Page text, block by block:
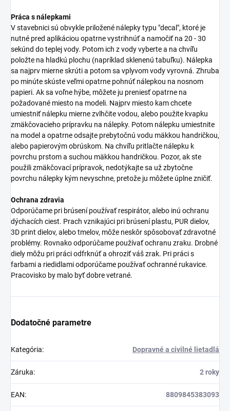
Práca s nálepkami
V stavebnici sú obvykle priložené nálepky typu "decal", ktoré je
nutné pred aplikáciou opatrne vystrihnúť a namočiť na 20 - 30
sekúnd do teplej vody. Potom ich z vody vyberte a na chvíľu
položte na hladkú plochu (napríklad sklenenú tabuľku). Nálepka
sa najprv mierne skrúti a potom sa vplyvom vody vyrovná. Zhruba
po minúte skúste veľmi opatrne pohnúť nálepkou na nosnom
papieri. Ak sa voľne hýbe, môžete ju preniesť opatrne na
požadované miesto na modeli. Najprv miesto kam chcete
umiestniť nálepku mierne zvlhčite vodou, alebo použite kvapku
zmäkčovacieho prípravku na nálepky. Potom nálepku umiestnite
na model a opatrne odsajte prebytočnú vodu mäkkou handričkou,
alebo papierovým obrúskom. Na chvíľu pritlačte nálepku k
povrchu prstom a suchou mäkkou handričkou. Pozor, ak ste
použili zmäkčovací prípravok, nedotýkajte sa už zbytočne
povrchu nálepky kým nevyschne, pretože ju môžete úplne zničiť.
Ochrana zdravia
Odporúčame pri brúsení používať respirátor, alebo inú ochranu
dýchacích ciest. Prach vznikajúci pri brúsení plastu, PUR dielov,
3D print dielov, alebo tmelov, môže neskôr spôsobovať zdravotné
problémy. Rovnako odporúčame používať ochranu zraku. Drobné
diely môžu pri práci odfrknúť a ohroziť váš zrak. Pri práci s
farbami a riedidlami odporúčame používať ochranné rukavice.
Pracovisko by malo byť dobre vetrané.
Dodatočné parametre
Kategória: Dopravné a civilné lietadlá
Záruka: 2 roky
EAN: 8809845383093